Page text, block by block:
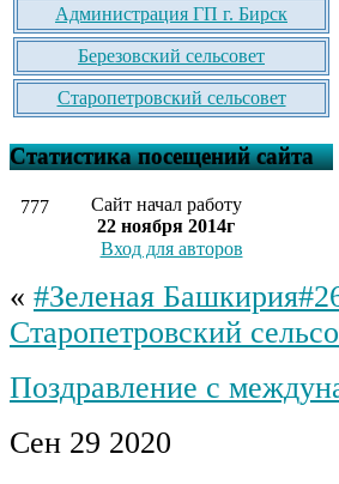
Администрация ГП г. Бирск
Березовский сельсовет
Старопетровский сельсовет
Статистика посещений сайта
777
Сайт начал работу
22 ноября 2014г
Вход для авторов
« #Зеленая
Старопетровский
Поздравление с
Сен 29 2020